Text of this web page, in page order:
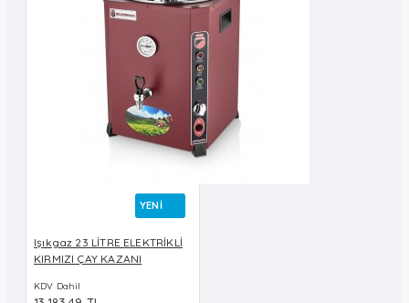
YENI
Işıkgaz 23 LİTRE ELEKTRİKLİ
KIRMIZI ÇAY KAZANI
KDV Dahil